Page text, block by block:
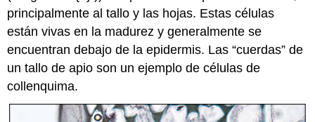
principalmente al tallo y las hojas. Estas células
están vivas en la madurez y generalmente se
encuentran debajo de la epidermis. Las “cuerdas” de
un tallo de apio son un ejemplo de células de
collenquima.